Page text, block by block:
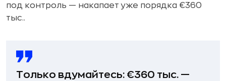
под контроль — накапает уже порядка €360
тыс..
Только вдумайтесь: €360 тыс. —